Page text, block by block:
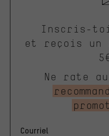
Inscris-toi
et reçois un
Ne rate
Courriel